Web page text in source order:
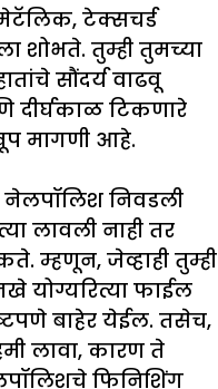
मेटॅलिक, टेक्सचर्ड
शोभते. तुम्ही तुमच्या
सौंदर्य वाढवू
टिकणारे
मागणी आहे.
नेलपॉलिश निवडली
लावली नाही तर
म्हणून, जेव्हाही तुम्ही
योग्यरित्या फाईल
बाहेर येईल. तसेच,
लावा, कारण ते
फिनिशिंग